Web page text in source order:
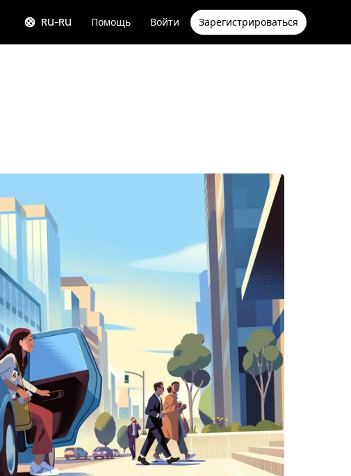
RU-RU Помощь Войти Зарегистрироваться